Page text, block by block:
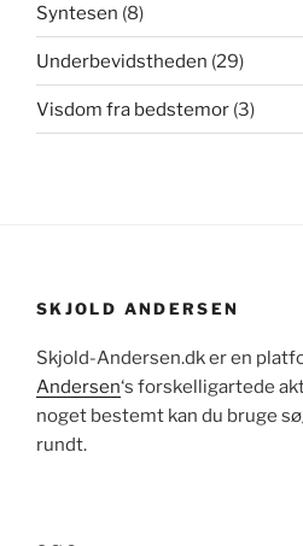
Syntesen (8)
Underbevidstheden (29)
Visdom fra bedstemor (3)
SKJOLD ANDERSEN
Skjold-Andersen.dk er en
Andersen‘s forskelligartede
noget bestemt kan du bruge
rundt.